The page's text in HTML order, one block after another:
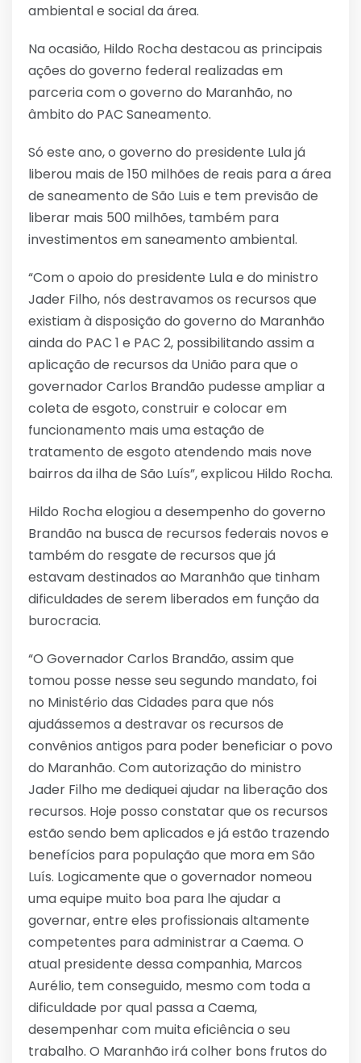
ambiental e social da área.
Na ocasião, Hildo Rocha destacou as principais
ações do governo federal realizadas em
parceria com o governo do Maranhão, no
âmbito do PAC Saneamento.
Só este ano, o governo do presidente Lula já
liberou mais de 150 milhões de reais para a área
de saneamento de São Luis e tem previsão de
liberar mais 500 milhões, também para
investimentos em saneamento ambiental.
“Com o apoio do presidente Lula e do ministro
Jader Filho, nós destravamos os recursos que
existiam à disposição do governo do Maranhão
ainda do PAC 1 e PAC 2, possibilitando assim a
aplicação de recursos da União para que o
governador Carlos Brandão pudesse ampliar a
coleta de esgoto, construir e colocar em
funcionamento mais uma estação de
tratamento de esgoto atendendo mais nove
bairros da ilha de São Luís”, explicou Hildo Rocha.
Hildo Rocha elogiou a desempenho do governo
Brandão na busca de recursos federais novos e
também do resgate de recursos que já
estavam destinados ao Maranhão que tinham
dificuldades de serem liberados em função da
burocracia.
“O Governador Carlos Brandão, assim que
tomou posse nesse seu segundo mandato, foi
no Ministério das Cidades para que nós
ajudássemos a destravar os recursos de
convênios antigos para poder beneficiar o povo
do Maranhão. Com autorização do ministro
Jader Filho me dediquei ajudar na liberação dos
recursos. Hoje posso constatar que os recursos
estão sendo bem aplicados e já estão trazendo
benefícios para população que mora em São
Luís. Logicamente que o governador nomeou
uma equipe muito boa para lhe ajudar a
governar, entre eles profissionais altamente
competentes para administrar a Caema. O
atual presidente dessa companhia, Marcos
Aurélio, tem conseguido, mesmo com toda a
dificuldade por qual passa a Caema,
desempenhar com muita eficiência o seu
trabalho. O Maranhão irá colher bons frutos do